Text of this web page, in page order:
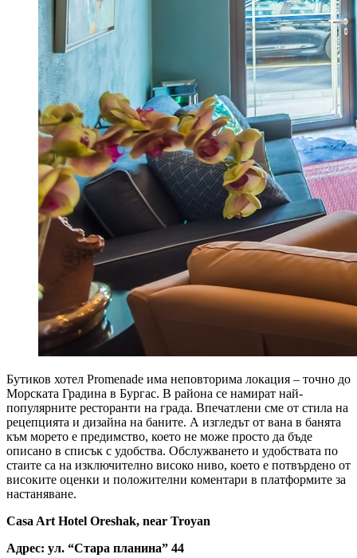
Бутиков хотел Promenade има неповторима локация – точно до
Морската Градина в Бургас. В района се намират най-
популярните ресторанти на града. Впечатлени сме от стила на
рецепцията и дизайна на баните. А изгледът от вана в банята
към морето е предимство, което не може просто да бъде
описано в списък с удобства. Обслужването и удобствата по
стаите са на изключително високо ниво, което е потвърдено от
високите оценки и положителни коментари в платформите за
настаняване.
Casa Art Hotel Oreshak, near Troyan
Адрес: ул. “Стара планина” 44